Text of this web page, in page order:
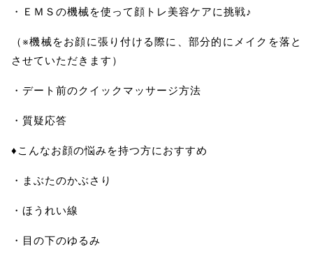
・ＥＭＳの機械を使って顔トレ美容ケアに挑戦♪
（※機械をお顔に張り付ける際に、部分的にメイクを落と
させていただきます）
・デート前のクイックマッサージ方法
・質疑応答
♦こんなお顔の悩みを持つ方におすすめ
・まぶたのかぶさり
・ほうれい線
・目の下のゆるみ